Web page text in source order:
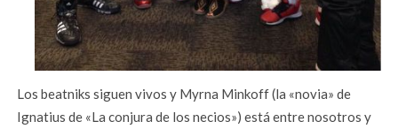
Los beatniks siguen vivos y Myrna Minkoff (la «novia» de
Ignatius de «La conjura de los necios») está entre nosotros y